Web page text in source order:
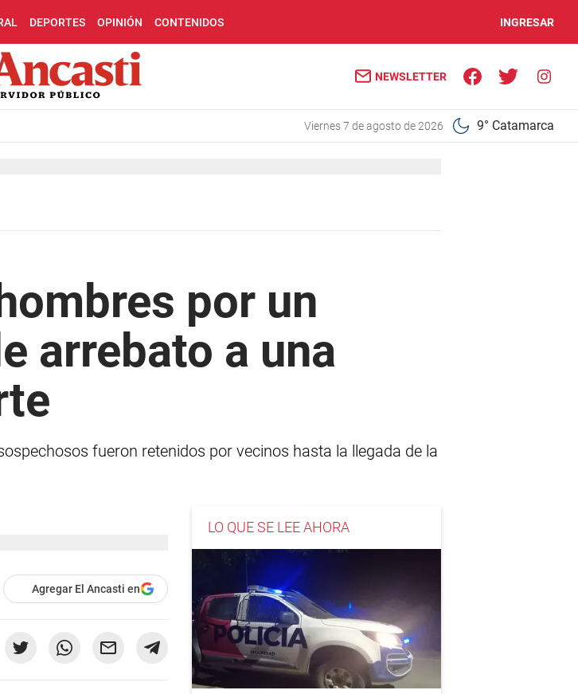
DEPORTES OPINIÓN CONTENIDOS INGRESAR
NEWSLETTER
viernes 7 de agosto de 2026 9° Catamarca
por un
arrebato a una
fueron retenidos por vecinos hasta la llegada de la
Agregar El Ancasti en
LO QUE SE LEE AHORA